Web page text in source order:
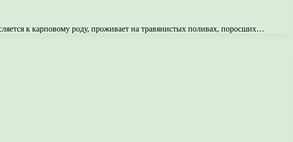
к карповому роду, проживает на травянистых поливах, поросших…